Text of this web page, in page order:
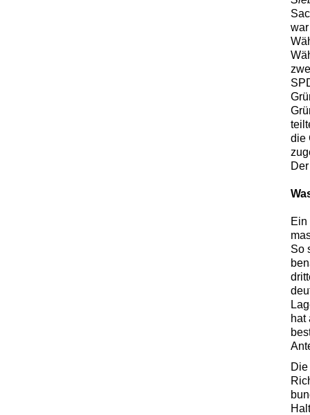
die
Ein
So
hat